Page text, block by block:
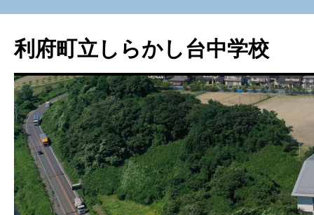
利府町立しらかし台中学校